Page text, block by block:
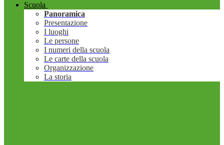
Scuola
Panoramica
Presentazione
I luoghi
Le persone
I numeri della scuola
Le carte della scuola
Organizzazione
La storia